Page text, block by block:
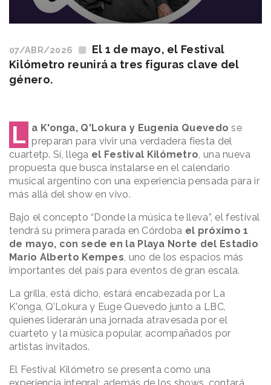
07/ABR/2026
El 1 de mayo, el Festival
Kilómetro reunirá a tres figuras clave del
género.
L a K'onga, Q'Lokura y Eugenia Quevedo se
preparan para vivir una verdadera fiesta del
cuartetp. Sí, llega el Festival Kilómetro, una nueva
propuesta que busca instalarse en el calendario
musical argentino con una experiencia pensada para ir
más allá del show en vivo.
Bajo el concepto “Donde la música te lleva”, el festival
tendrá su primera parada en Córdoba el próximo 1
de mayo, con sede en la Playa Norte del Estadio
Mario Alberto Kempes, uno de los espacios más
importantes del país para eventos de gran escala.
La grilla, está dicho, estará encabezada por La
K'onga, Q’Lokura y Euge Quevedo junto a LBC,
quienes liderarán una jornada atravesada por el
cuarteto y la música popular, acompañados por
artistas invitados.
El Festival Kilómetro se presenta como una